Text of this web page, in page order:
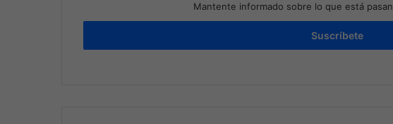
Mantente informado sobre lo que está
Suscríbete